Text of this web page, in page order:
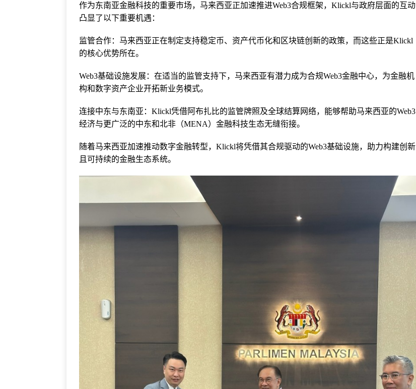
作为东南亚金融科技的重要市场，马来西亚正加速推进Web3合规框架，Klickl与政府层面的互动
凸显了以下重要机遇：
监管合作：马来西亚正在制定支持稳定币、资产代币化和区块链创新的政策，而这些正是Klickl
的核心优势所在。
Web3基础设施发展：在适当的监管支持下，马来西亚有潜力成为合规Web3金融中心，为金融机
构和数字资产企业开拓新业务模式。
连接中东与东南亚：Klickl凭借阿布扎比的监管牌照及全球结算网络，能够帮助马来西亚的Web3
经济与更广泛的中东和北非（MENA）金融科技生态无缝衔接。
随着马来西亚加速推动数字金融转型，Klickl将凭借其合规驱动的Web3基础设施，助力构建创新
且可持续的金融生态系统。